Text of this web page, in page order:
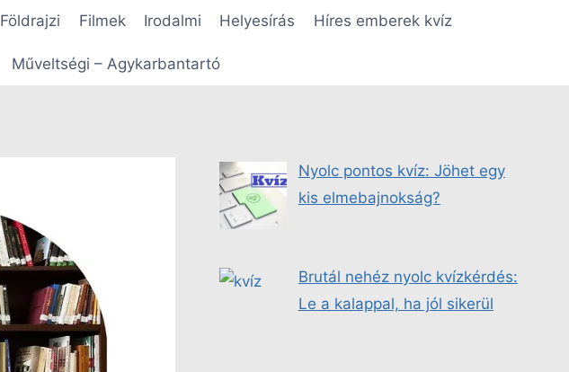
Földrajzi Filmek Irodalmi Helyesírás Híres emberek kvíz
Műveltségi – Agykarbantartó
Nyolc pontos kvíz: Jöhet egy
kis elmebajnokság?
Brutál nehéz nyolc kvízkérdés:
Le a kalappal, ha jól sikerül